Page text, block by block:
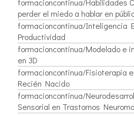
formacioncontinua/Habilidades
perder el miedo a hablar en
formacioncontinua/Inteligencia
Productividad
formacioncontinua/Modelado e
en 3D
formacioncontinua/Fisioterapia
Recién Nacido
formacioncontinua/
Sensorial en Trastornos